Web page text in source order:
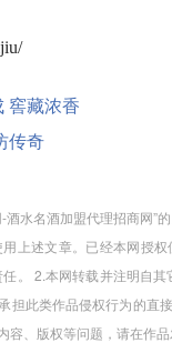
窖藏浓香
传奇
酒水名酒加盟代理招商网”
上述文章。已经本网授
。 2.本网转载并注明自
担此类作品侵权行为的
、版权等问题，请在作